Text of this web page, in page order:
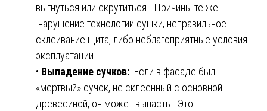
выгнуться или скрутиться. Причины те же:
нарушение технологии сушки, неправильное
склеивание щита, либо неблагоприятные условия
эксплуатации.
• Выпадение сучков: Если в фасаде был
«мертвый» сучок, не склеенный с основной
древесиной, он может выпасть. Это